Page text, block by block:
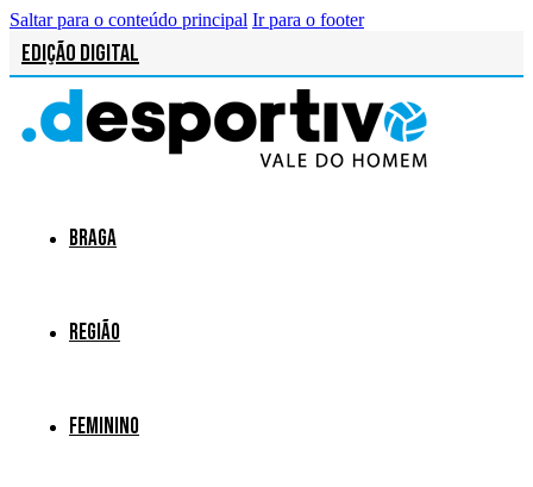
Saltar para o conteúdo principal Ir para o footer
Edição Digital
Braga
Região
Feminino